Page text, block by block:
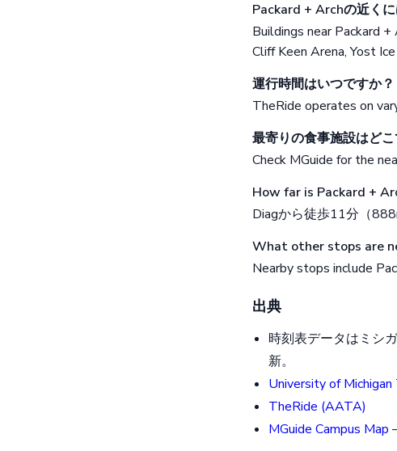
Packard + Archの近く
Buildings near Packard
Cliff Keen Arena, Yost
運行時間はいつですか？
TheRide operates on
最寄りの食事施設はどこ
Check MGuide for the
How far is Packard +
Diagから徒歩11分（
What other stops are
Nearby stops include
出典
時刻表データはミシ
新。
University of
TheRide (AATA)
MGuide Campus Map